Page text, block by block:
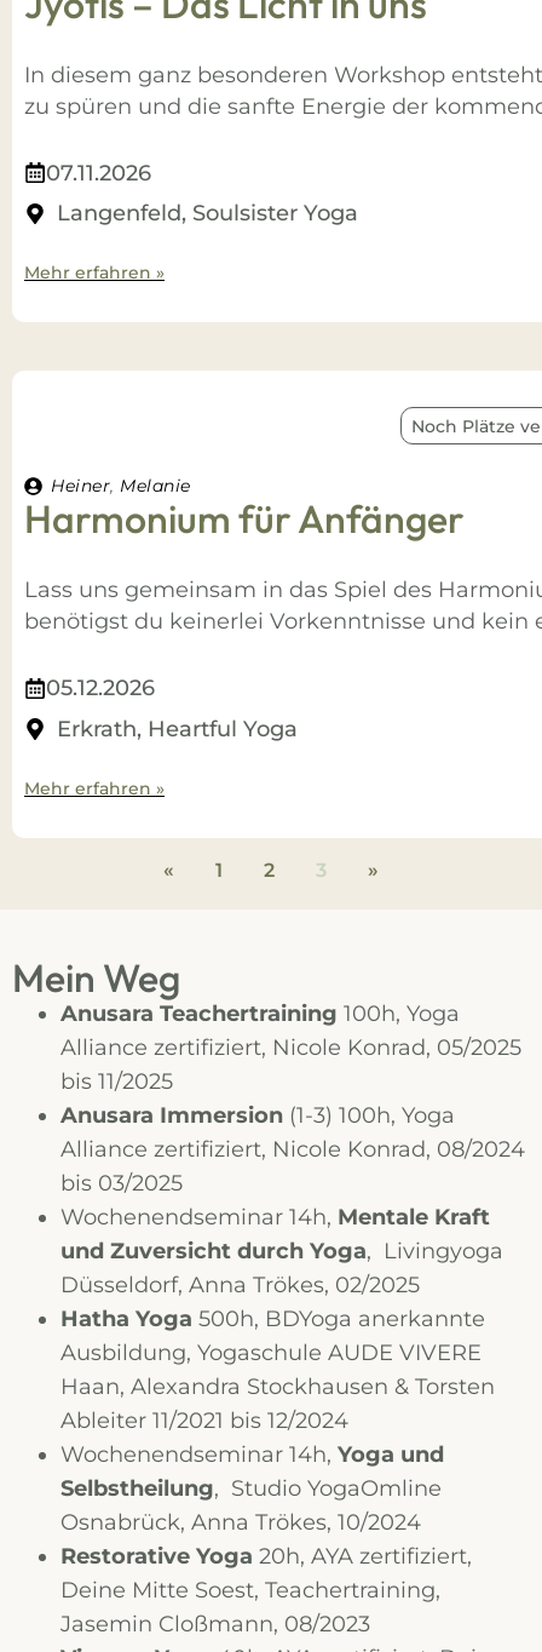
In diesem ganz besonderen Workshop
zu spüren und die sanfte Energie der
07.11.2026
Langenfeld, Soulsister Yoga
Mehr erfahren »
Noch Plätze
Heiner, Melanie
Harmonium für Anfänger
Lass uns gemeinsam in das Spiel des
benötigst du keinerlei Vorkenntnisse und kein
05.12.2026
Erkrath, Heartful Yoga
Mehr erfahren »
« 1 2 3 »
Mein Weg
Anusara Teachertraining 100h, Yoga
Alliance zertifiziert, Nicole Konrad, 05/2025
bis 11/2025
Anusara Immersion (1-3) 100h, Yoga
Alliance zertifiziert, Nicole Konrad, 08/2024
bis 03/2025
Wochenendseminar 14h, Mentale Kraft
und Zuversicht durch Yoga, Livingyoga
Düsseldorf, Anna Trökes, 02/2025
Hatha Yoga 500h, BDYoga anerkannte
Ausbildung, Yogaschule AUDE VIVERE
Haan, Alexandra Stockhausen & Torsten
Ableiter 11/2021 bis 12/2024
Wochenendseminar 14h, Yoga und
Selbstheilung, Studio YogaOmline
Osnabrück, Anna Trökes, 10/2024
Restorative Yoga 20h, AYA zertifiziert,
Deine Mitte Soest, Teachertraining,
Jasemin Cloßmann, 08/2023